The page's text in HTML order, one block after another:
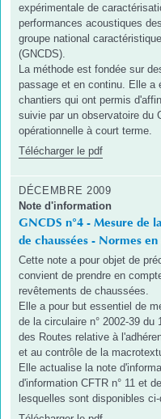
expérimentale de
performances acoustiques
groupe national
(GNCDS).
La méthode est fondée sur
passage et en continu. Elle a
chantiers qui ont permis
suivie par un observatoire du
opérationnelle à court terme.
Télécharger le pdf
DÉCEMBRE 2009
Note d'information
GNCDS n°4 - Mesure de
de chaussées - Normes
Cette note a pour objet de
convient de prendre en
revêtements de chaussées.
Elle a pour but essentiel de
de la circulaire n° 2002-39 du
des Routes relative à
et au contrôle de la
Elle actualise la note
d'information CFTR n° 11 et
lesquelles sont disponibles ci-